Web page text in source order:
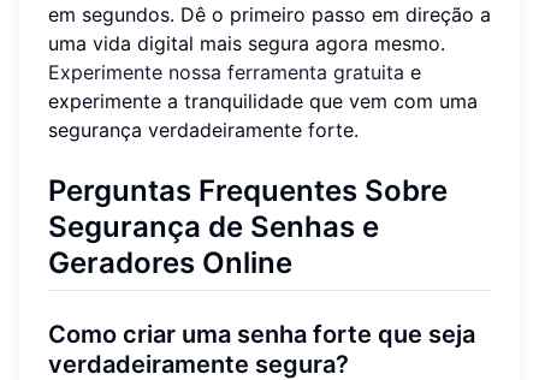
em segundos. Dê o primeiro passo em direção a
uma vida digital mais segura agora mesmo.
Experimente nossa ferramenta gratuita e
experimente a tranquilidade que vem com uma
segurança verdadeiramente forte.
Perguntas Frequentes Sobre
Segurança de Senhas e
Geradores Online
Como criar uma senha forte que seja
verdadeiramente segura?